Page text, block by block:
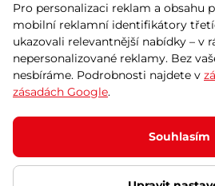
Půjčovna
obchodní podmínky
© 2026 SEVEN SPORT s.r.o Všechna
Podle zákona o evidenci tržeb je
kupujícímu účtenku.
Zároveň je povinen zaevidovat přijatou
případě technického výpadku pak
Pro personalizaci reklam a obsahu
mobilní reklamní identifikátory
ukazovali relevantnější nabídky – v
nepersonalizované reklamy. Bez
nesbíráme. Podrobnosti najdete v
zásadách Google.
Souhlasím